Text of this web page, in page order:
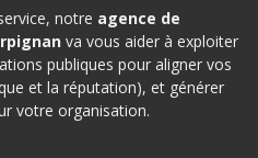
notre agence de
va vous aider à exploiter
publiques pour aligner vos
et la réputation), et générer
votre organisation.